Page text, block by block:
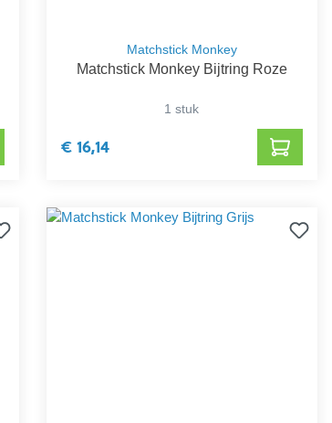
Matchstick Monkey
Matchstick Monkey Bijtring Roze
1 stuk
€ 16,14